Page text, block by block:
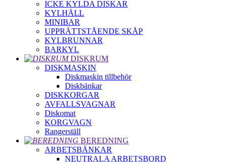
ICKE KYLDA DISKAR
KYLHÄLL
MINIBAR
UPPRÄTTSTÅENDE SKÅP
KYLBRUNNAR
BARKYL
DISKRUM
DISKMASKIN
Diskmaskin tillbehör
Diskbänkar
DISKKORGAR
AVFALLSVAGNAR
Diskomat
KORGVAGN
Rangerställ
BEREDNING
ARBETSBÄNKAR
NEUTRALA ARBETSBORD